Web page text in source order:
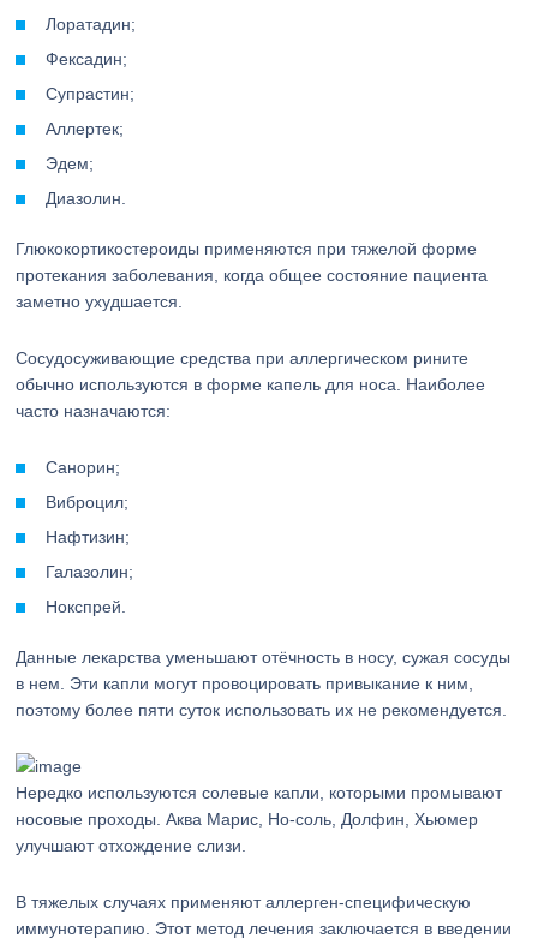
Лоратадин;
Фексадин;
Супрастин;
Аллертек;
Эдем;
Диазолин.
Глюкокортикостероиды применяются при тяжелой форме
протекания заболевания, когда общее состояние пациента
заметно ухудшается.
Сосудосуживающие средства при аллергическом рините
обычно используются в форме капель для носа. Наиболее
часто назначаются:
Санорин;
Виброцил;
Нафтизин;
Галазолин;
Нокспрей.
Данные лекарства уменьшают отёчность в носу, сужая сосуды
в нем. Эти капли могут провоцировать привыкание к ним,
поэтому более пяти суток использовать их не рекомендуется.
Нередко используются солевые капли, которыми промывают
носовые проходы. Аква Марис, Но-соль, Долфин, Хьюмер
улучшают отхождение слизи.
В тяжелых случаях применяют аллерген-специфическую
иммунотерапию. Этот метод лечения заключается в введении